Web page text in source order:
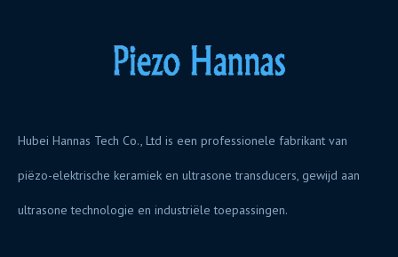
Hubei Hannas Tech Co., Ltd is een professionele fabrikant van
piëzo-elektrische keramiek en ultrasone transducers, gewijd aan
ultrasone technologie en industriële toepassingen.